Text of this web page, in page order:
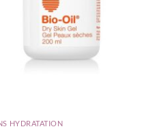
HYDRATATION